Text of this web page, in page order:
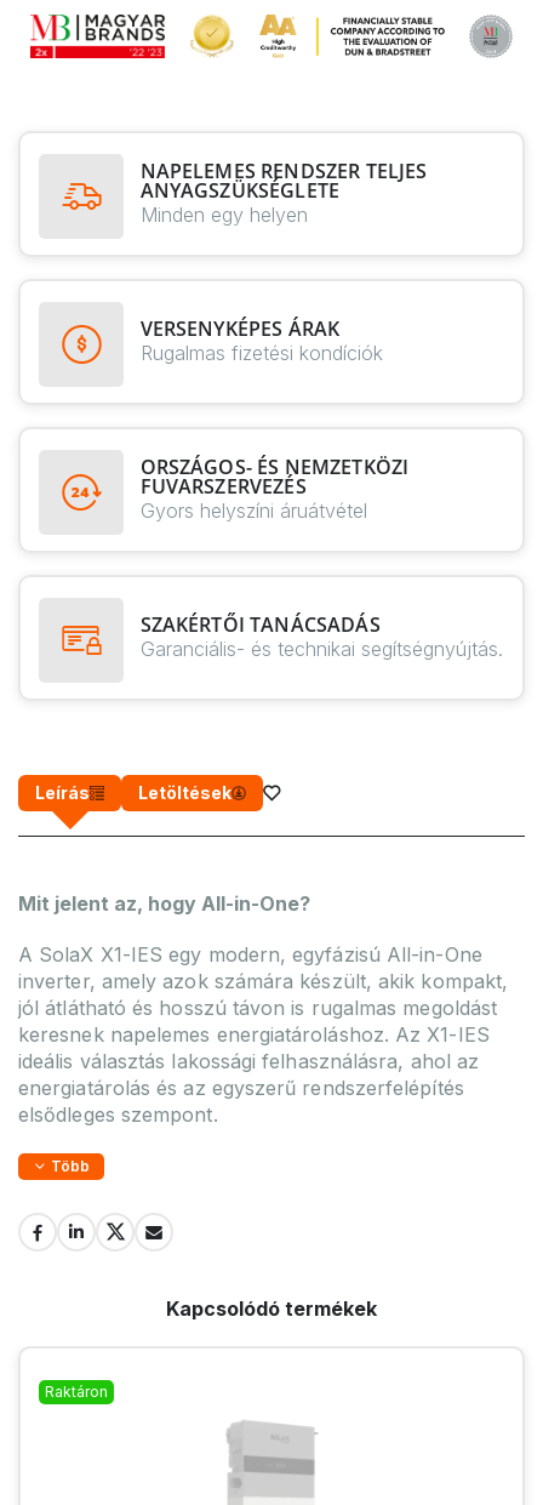
NAPELEMES RENDSZER TELJES
ANYAGSZÜKSÉGLETE
Minden egy helyen
VERSENYKÉPES ÁRAK
Rugalmas fizetési kondíciók
ORSZÁGOS- ÉS NEMZETKÖZI
FUVARSZERVEZÉS
Gyors helyszíni áruátvétel
SZAKÉRTŐI TANÁCSADÁS
Garanciális- és technikai segítségnyújtás.
Leírás Letöltések
Mit jelent az, hogy All-in-One?
A SolaX X1-IES egy modern, egyfázisú All-in-One
inverter, amely azok számára készült, akik kompakt,
jól átlátható és hosszú távon is rugalmas megoldást
keresnek napelemes energiatároláshoz. Az X1-IES
ideális választás lakossági felhasználásra, ahol az
energiatárolás és az egyszerű rendszerfelépítés
elsődleges szempont.
Több
Kapcsolódó termékek
Raktáron